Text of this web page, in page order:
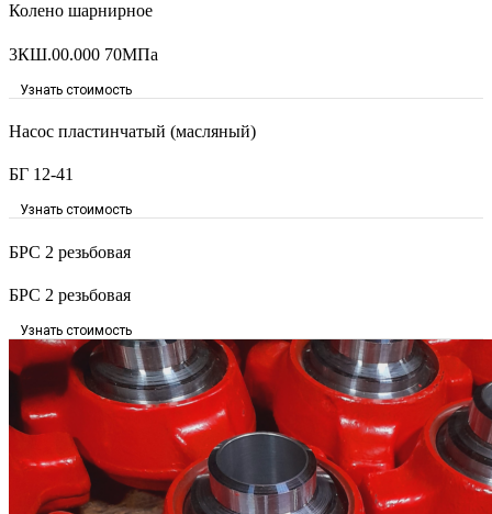
Колено шарнирное
3КШ.00.000 70МПа
Узнать стоимость
Насос пластинчатый (масляный)
БГ 12-41
Узнать стоимость
БРС 2 резьбовая
БРС 2 резьбовая
Узнать стоимость